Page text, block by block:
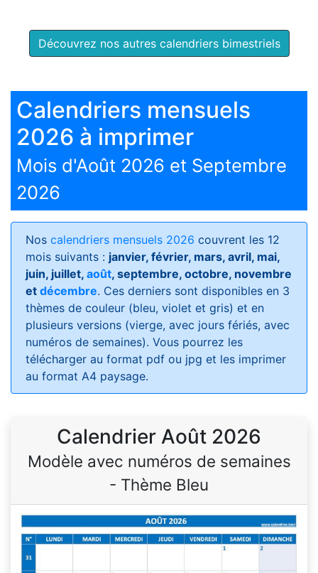
Découvrez nos autres calendriers bimestriels
Calendriers mensuels
2026 à imprimer
Mois d'Août 2026 et Septembre
2026
Nos calendriers mensuels 2026 couvrent les 12
mois suivants : janvier, février, mars, avril, mai,
juin, juillet, août, septembre, octobre, novembre
et décembre. Ces derniers sont disponibles en 3
thèmes de couleur (bleu, violet et gris) et en
plusieurs versions (vierge, avec jours fériés, avec
numéros de semaines). Vous pourrez les
télécharger au format pdf ou jpg et les imprimer
au format A4 paysage.
Calendrier Août 2026
Modèle avec numéros de semaines
- Thème Bleu